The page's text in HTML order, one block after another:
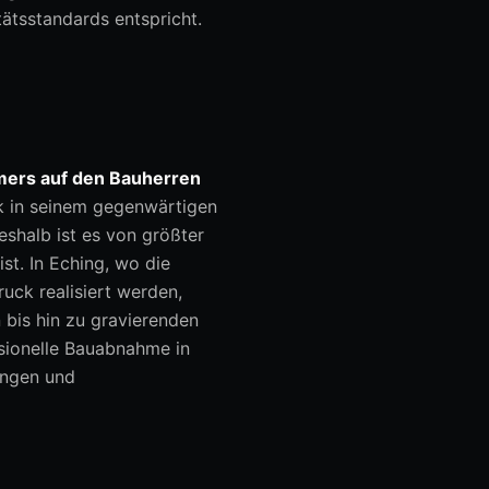
entspricht.
auf den Bauherren
seinem gegenwärtigen
ist es von größter
In Eching, wo die
realisiert werden,
hin zu gravierenden
Bauabnahme in
und